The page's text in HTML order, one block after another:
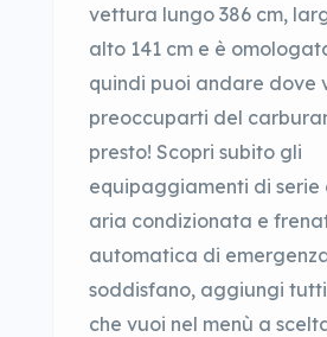
vettura lungo 386 cm,
alto 141 cm e è
quindi puoi andare dove
preoccuparti del
presto! Scopri subito gli
equipaggiamenti di serie
aria condizionata e
automatica di
soddisfano, aggiungi
che vuoi nel menù a